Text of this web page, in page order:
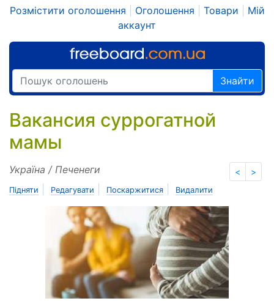
Розмістити оголошення Оголошення Товари
Мій
аккаунт
Знайти
Вакансия суррогатной
мамы
< >
Україна / Печенеги
Підняти Редагувати Поскаржитися Видалити